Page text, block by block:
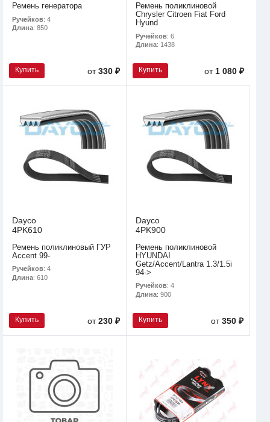
Ремень генератора
Ручейков: 4
Длина: 850
Купить от330 ₽
Ремень поликлиновой
Chrysler Citroen Fiat Ford
Hyund
Ручейков: 6
Длина: 1438
Купить от1 080 ₽
Dayco
4PK610
Ремень поликлиновый ГУР
Accent 99-
Ручейков: 4
Длина: 610
Купить от230 ₽
Dayco
4PK900
Ремень поликлиновой
HYUNDAI
Getz/Accent/Lantra 1.3/1.5i
94->
Ручейков: 4
Длина: 900
Купить от350 ₽